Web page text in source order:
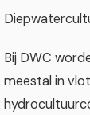
Bij DWC
meestal in